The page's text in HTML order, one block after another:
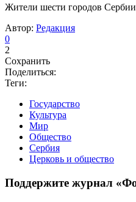
Жители шести городов
Автор: Редакция
0
2
Сохранить
Поделиться:
Теги:
Государство
Культура
Мир
Общество
Сербия
Церковь и общество
Поддержите журнал